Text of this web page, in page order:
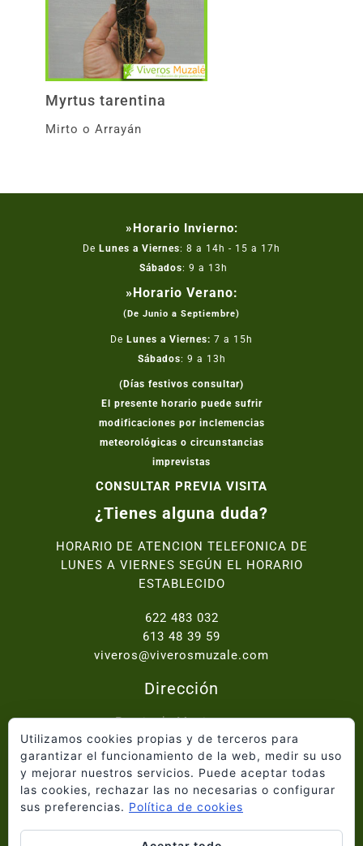
Myrtus tarentina
Mirto o Arrayán
»Horario Invierno:
De Lunes a Viernes: 8 a 14h - 15 a 17h
Sábados: 9 a 13h
»Horario Verano:
(De Junio a Septiembre)
De Lunes a Viernes: 7 a 15h
Sábados: 9 a 13h
(Días festivos consultar)
El presente horario puede sufrir
modificaciones por inclemencias
meteorológicas o circunstancias
imprevistas
CONSULTAR PREVIA VISITA
¿Tienes alguna duda?
HORARIO DE ATENCION TELEFONICA DE
LUNES A VIERNES SEGÚN EL HORARIO
ESTABLECIDO
622 483 032
613 48 39 59
viveros@viverosmuzale.com
Dirección
Paraje de Macitavera,
Ctra. Abanilla - Fortuna km.2, 30640 Abanilla
Inicio
Quiénes somos
Catálogo
Proyectos
Utilizamos cookies propias y de terceros para
garantizar el funcionamiento de la web, medir su uso
y mejorar nuestros servicios. Puede aceptar todas
las cookies, rechazar las no necesarias o configurar
sus preferencias. Política de cookies